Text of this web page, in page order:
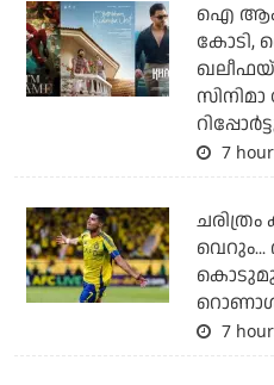
ഐ ആം
കോടി,
7
7